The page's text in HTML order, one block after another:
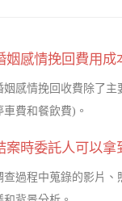
姻感情挽回費用成
姻感情挽回收費除了主
車費和餐飲費)。
案時委託人可以拿
查過程中蒐錄的影片、